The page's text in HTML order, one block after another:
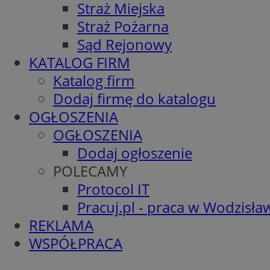
Straż Miejska
Straż Pożarna
Sąd Rejonowy
KATALOG FIRM
Katalog firm
Dodaj firmę do katalogu
OGŁOSZENIA
OGŁOSZENIA
Dodaj ogłoszenie
POLECAMY
Protocol IT
Pracuj.pl - praca w
REKLAMA
WSPÓŁPRACA